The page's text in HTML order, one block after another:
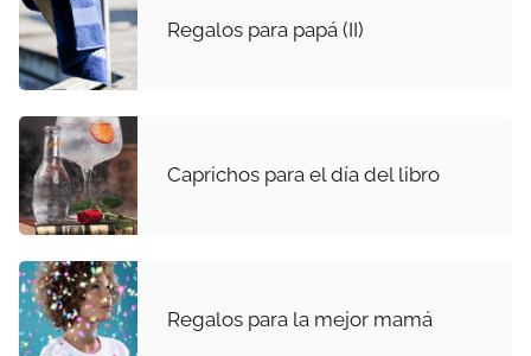
Regalos para papá (II)
Caprichos para el día del libro
Regalos para la mejor mamá